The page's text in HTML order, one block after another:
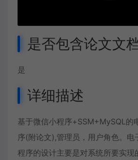
是否包含论文文
是
详细描述
基于微信小程序+SSM+MySQL的
序(附论文),管理员，用户角色。电
程序的设计主要是对系统所要实现